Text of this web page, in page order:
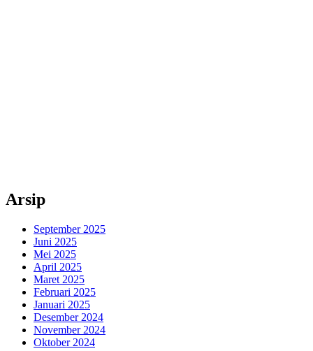
Arsip
September 2025
Juni 2025
Mei 2025
April 2025
Maret 2025
Februari 2025
Januari 2025
Desember 2024
November 2024
Oktober 2024